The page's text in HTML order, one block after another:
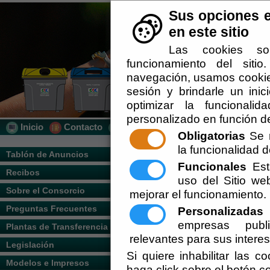
Sus opciones
en este sitio
Las cookies
funcionamiento del
navegación, usamos
sesión y brindarle un
optimizar la
personalizado en función
Obligatorias Se
la funcionalidad
Funcionales
uso del Sitio
mejorar el funcionamiento.
Personalizadas
empresas
relevantes para sus
Si quiere inhabilitar las
Inicio Contacto Localización
Tablón de Anuncios
Recibos
Sobre el Consorcio
Preguntas Frecuentes
Plantas de Transferencia
Legislación
Modelos e Impresos
Usted se encuentra aquí:Inicio //
Escuchar
CONSORCIO
Consorcio
Medio